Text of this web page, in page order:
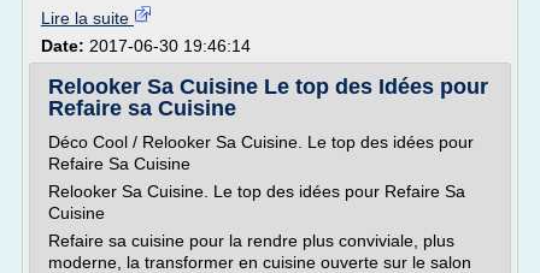
Lire la suite
Date: 2017-06-30 19:46:14
Relooker Sa Cuisine Le top des Idées pour
Refaire sa Cuisine
Déco Cool / Relooker Sa Cuisine. Le top des idées pour
Refaire Sa Cuisine
Relooker Sa Cuisine. Le top des idées pour Refaire Sa
Cuisine
Refaire sa cuisine pour la rendre plus conviviale, plus
moderne, la transformer en cuisine ouverte sur le salon